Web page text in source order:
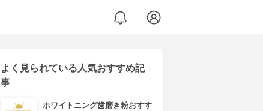
よく見られている人気おすすめ記
事
ホワイトニング歯磨き粉おすす